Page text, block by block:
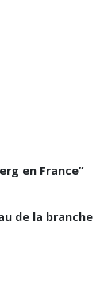
en France”
de la branche